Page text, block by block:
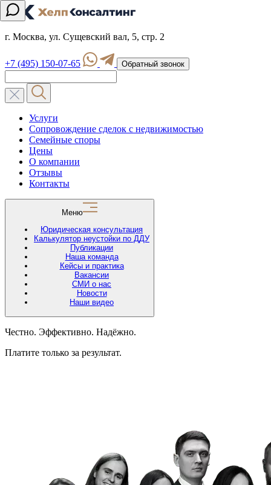
г. Москва, ул. Сущевский вал, 5, стр. 2
+7 (495) 150-07-65 Обратный звонок
Услуги
Сопровождение сделок с недвижимостью
Семейные споры
Цены
О компании
Отзывы
Контакты
Меню
Юридическая консультация
Калькулятор неустойки по ДДУ
Публикации
Наша команда
Кейсы и практика
Вакансии
СМИ о нас
Новости
Наши видео
Честно. Эффективно. Надёжно.
Платите только за результат.